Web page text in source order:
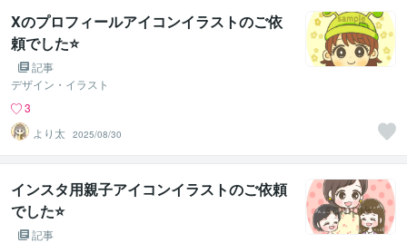
Xのプロフィールアイコンイラストのご依
頼でした⭐
記事
デザイン・イラスト
3
より太
2025/08/30
インスタ用親子アイコンイラストのご依頼
でした⭐
記事